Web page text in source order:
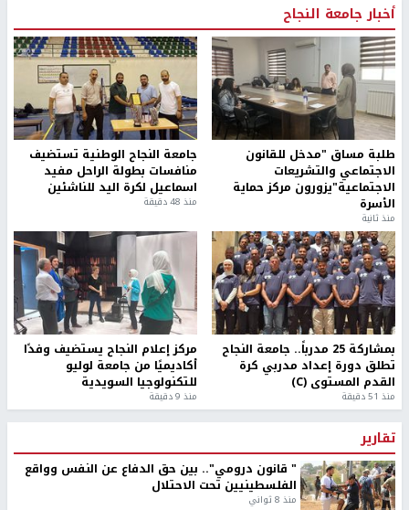
أخبار جامعة النجاح
طلبة مساق "مدخل للقانون
الاجتماعي والتشريعات
الاجتماعية"يزورون مركز حماية
الأسرة
منذ ثانية
جامعة النجاح الوطنية تستضيف
منافسات بطولة الراحل مفيد
اسماعيل لكرة اليد للناشئين
منذ 48 دقيقة
بمشاركة 25 مدرباً.. جامعة النجاح
تطلق دورة إعداد مدربي كرة
القدم المستوى (C)
منذ 51 دقيقة
مركز إعلام النجاح يستضيف وفدًا
أكاديميًا من جامعة لوليو
للتكنولوجيا السويدية
منذ 9 دقيقة
تقارير
" قانون درومي".. بين حق الدفاع عن النفس وواقع
الفلسطينيين تحت الاحتلال
منذ 8 ثواني